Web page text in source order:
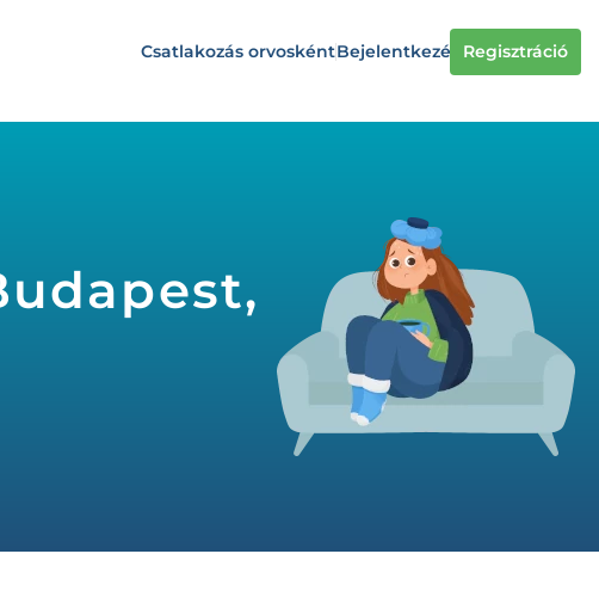
Csatlakozás orvoskéntBejelentkezés Regisztráció